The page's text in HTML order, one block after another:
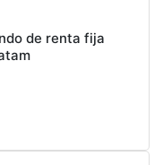
de renta fija